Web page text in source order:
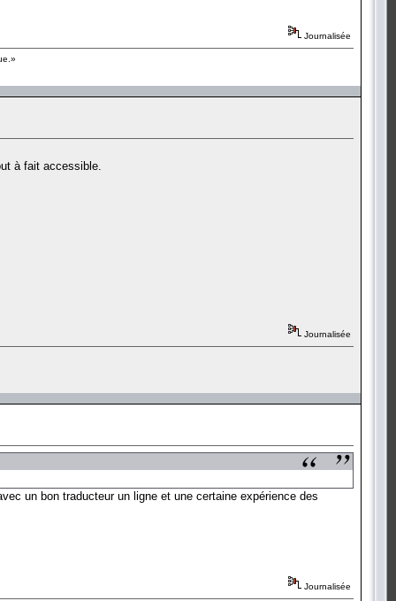
Journalisée
à fait accessible.
Journalisée
un bon traducteur un ligne et une certaine expérience des
Journalisée